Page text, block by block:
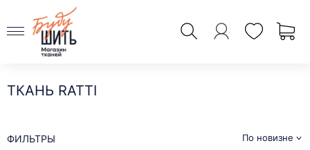
ТКАНЬ RATTI
По новизне
ФИЛЬТРЫ